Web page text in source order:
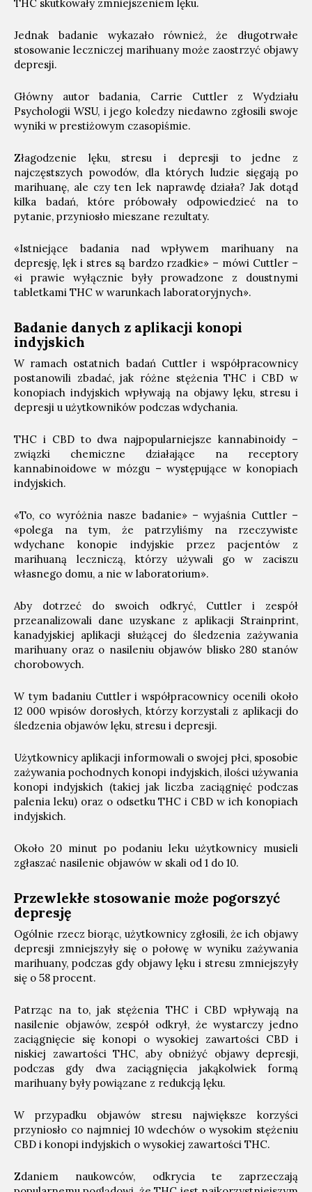
THC skutkowały zmniejszeniem lęku.
Jednak badanie wykazało również, że długotrwałe
stosowanie leczniczej marihuany może zaostrzyć objawy
depresji.
Główny autor badania, Carrie Cuttler z Wydziału
Psychologii WSU, i jego koledzy niedawno zgłosili swoje
wyniki w prestiżowym czasopiśmie.
Złagodzenie lęku, stresu i depresji to jedne z
najczęstszych powodów, dla których ludzie sięgają po
marihuanę, ale czy ten lek naprawdę działa? Jak dotąd
kilka badań, które próbowały odpowiedzieć na to
pytanie, przyniosło mieszane rezultaty.
«Istniejące badania nad wpływem marihuany na
depresję, lęk i stres są bardzo rzadkie» – mówi Cuttler –
«i prawie wyłącznie były prowadzone z doustnymi
tabletkami THC w warunkach laboratoryjnych».
Badanie danych z aplikacji konopi
indyjskich
W ramach ostatnich badań Cuttler i współpracownicy
postanowili zbadać, jak różne stężenia THC i CBD w
konopiach indyjskich wpływają na objawy lęku, stresu i
depresji u użytkowników podczas wdychania.
THC i CBD to dwa najpopularniejsze kannabinoidy –
związki chemiczne działające na receptory
kannabinoidowe w mózgu – występujące w konopiach
indyjskich.
«To, co wyróżnia nasze badanie» – wyjaśnia Cuttler –
«polega na tym, że patrzyliśmy na rzeczywiste
wdychane konopie indyjskie przez pacjentów z
marihuaną leczniczą, którzy używali go w zaciszu
własnego domu, a nie w laboratorium».
Aby dotrzeć do swoich odkryć, Cuttler i zespół
przeanalizowali dane uzyskane z aplikacji Strainprint,
kanadyjskiej aplikacji służącej do śledzenia zażywania
marihuany oraz o nasileniu objawów blisko 280 stanów
chorobowych.
W tym badaniu Cuttler i współpracownicy ocenili około
12 000 wpisów dorosłych, którzy korzystali z aplikacji do
śledzenia objawów lęku, stresu i depresji.
Użytkownicy aplikacji informowali o swojej płci, sposobie
zażywania pochodnych konopi indyjskich, ilości używania
konopi indyjskich (takiej jak liczba zaciągnięć podczas
palenia leku) oraz o odsetku THC i CBD w ich konopiach
indyjskich.
Około 20 minut po podaniu leku użytkownicy musieli
zgłaszać nasilenie objawów w skali od 1 do 10.
Przewlekłe stosowanie może pogorszyć
depresję
Ogólnie rzecz biorąc, użytkownicy zgłosili, że ich objawy
depresji zmniejszyły się o połowę w wyniku zażywania
marihuany, podczas gdy objawy lęku i stresu zmniejszyły
się o 58 procent.
Patrząc na to, jak stężenia THC i CBD wpływają na
nasilenie objawów, zespół odkrył, że wystarczy jedno
zaciągnięcie się konopi o wysokiej zawartości CBD i
niskiej zawartości THC, aby obniżyć objawy depresji,
podczas gdy dwa zaciągnięcia jakąkolwiek formą
marihuany były powiązane z redukcją lęku.
W przypadku objawów stresu największe korzyści
przyniosło co najmniej 10 wdechów o wysokim stężeniu
CBD i konopi indyjskich o wysokiej zawartości THC.
Zdaniem naukowców, odkrycia te zaprzeczają